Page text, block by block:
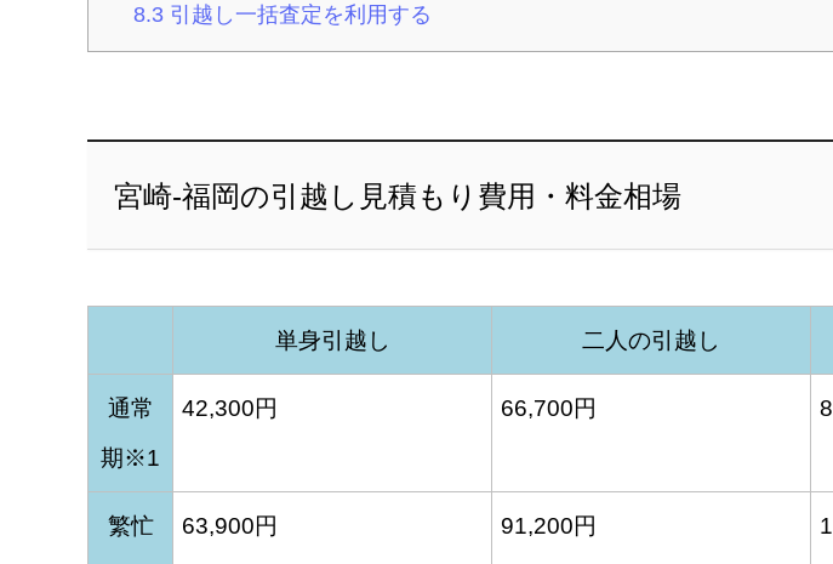
8.3 引越し一括査定を利用する
宮崎-福岡の引越し見積もり費用・料金相場
単身引越し 二人の引越し
通常
期※1
42,300円 66,700円
繁忙
63,900円 91,200円